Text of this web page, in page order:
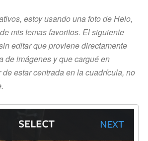
estoy usando una foto de Helo,
mis temas favoritos. El siguiente
editar que proviene directamente
de imágenes y que cargué en
de estar centrada en la cuadrícula, no